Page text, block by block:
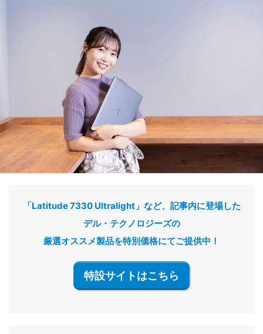
「Latitude 7330 Ultralight」など、記事内に登場した
デル・テクノロジーズの
厳選オススメ製品を特別価格にてご提供中！
特設サイトはこちら